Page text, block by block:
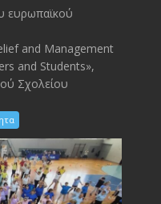
ευρωπαϊκού
and Management
and Students»,
Σχολείου